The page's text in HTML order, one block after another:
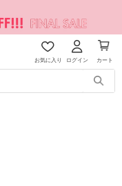
お気に入り ログイン カート